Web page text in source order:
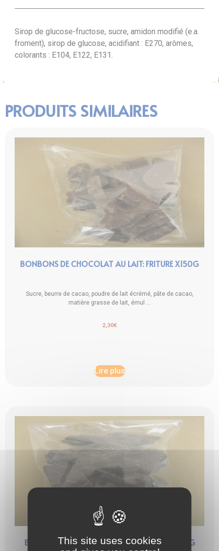
Sirop de glucose-fructose, sucre, amidon modifié (e.a.
froment), sirop de glucose, acidifiant : E270, arômes,
colorants : E104, E122, E131.
PRODUITS SIMILAIRES
BONBONS DE CHOCOLAT AU LAIT: FRITURE X150G
Sucre, beurre de cacao, poudre de lait écrémé, pâte de cacao,
matière grasse de lait, émul ...
2,30€
Lire plus
BONBONS DE CHOCOLAT NOIR: FRITURE X150G
This site uses cookies